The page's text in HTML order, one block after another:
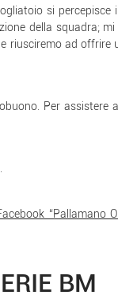
si percepisce
della squadra;
riusciremo ad offrire
Per
“Pallamano
BM